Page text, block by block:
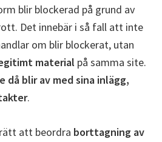
blir blockerad på grund av
Det innebär i så fall att inte
om blir blockerat, utan
material på samma site.
då blir av med sina inlägg,
.
att beordra borttagning av